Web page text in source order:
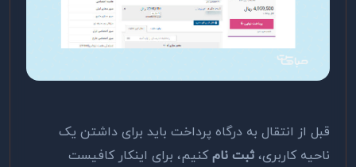
قبل از انتقال به درگاه پرداخت باید برای داشتن یک
ناحیه کاربری، ثبت نامکنیم، برای اینکار کافیست